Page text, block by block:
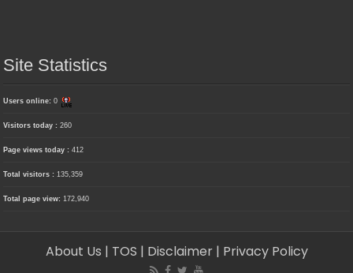
Site Statistics
Users online:0
Visitors today :260
Page views today :412
Total visitors :135,359
Total page view:172,940
About Us | TOS | Disclaimer | Privacy Policy